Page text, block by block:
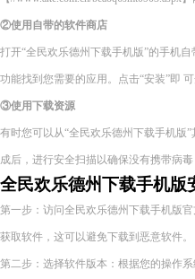
②使用自带的软件商店
打开“全民欢乐德州下载手机版”的手机
功能找到您需要的应用。点击“安装”即 可
③使用下载资源
有时您可以从“全民欢乐德州下载手机版
成后，进行安全扫描以确保没有携带病毒
全民欢乐德州下载手机版
第一步：访问全民欢乐德州下载手机版
获取软件，这可以避免下载到恶意软件。
第二步：选择软件版本：根据您的操作系